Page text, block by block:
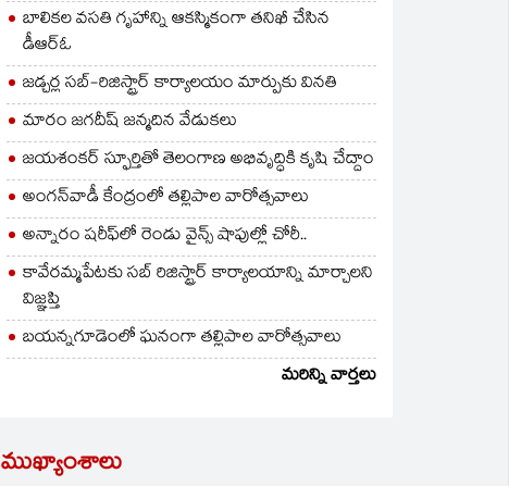
బాలికల వసతి గృహాన్ని ఆకస్మికంగా తనిఖీ చేసిన
డీఆర్ఓ
జడ్చర్ల సబ్-రిజిస్ట్రార్ కార్యాలయం మార్పుకు వినతి
మారం జగదీష్ జన్మదిన వేడుకలు
జయశంకర్ స్ఫూర్తితో తెలంగాణ అభివృద్ధికి కృషి చేద్దాం
అంగన్‌వాడీ కేంద్రంలో తల్లిపాల వారోత్సవాలు
అన్నారం షరీఫ్‌లో రెండు వైన్స్ షాపుల్లో చోరీ..
కావేరమ్మపేటకు సబ్ రిజిస్ట్రార్ కార్యాలయాన్ని మార్చాలని
విజ్ఞప్తి
బయన్నగూడెంలో ఘనంగా తల్లిపాల వారోత్సవాలు
మరిన్ని వార్తలు
ముఖ్యాంశాలు